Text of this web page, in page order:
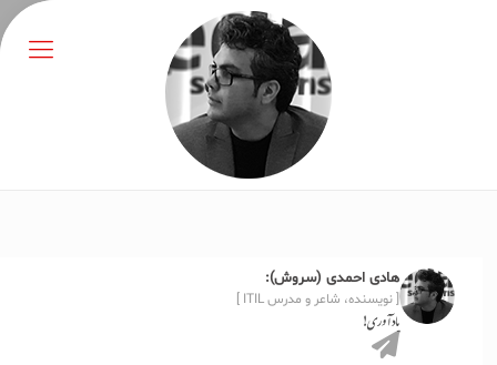
هادی احمدی (سروش):
[ نویسنده، شاعر و مدرس ITIL ]
یادآوری!